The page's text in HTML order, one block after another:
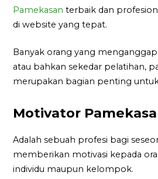
Pamekasan terbaik dan
di website yang tepat.
Banyak orang yang
atau bahkan sekedar pelatihan,
merupakan bagian penting
Motivator
Adalah sebuah profesi bagi
memberikan motivasi kepada
individu maupun kelompok.